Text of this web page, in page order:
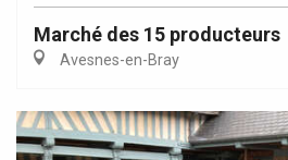
Marché des 15 producteurs
Avesnes-en-Bray